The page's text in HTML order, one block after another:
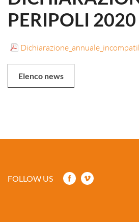
PERIPOLI 2020
Elenco news
FOLLOW US